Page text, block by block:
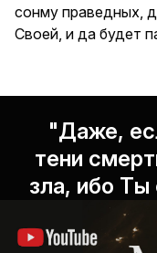
сонму праведных,
Своей, и да будет
"Даже,
тени
зла, ибо